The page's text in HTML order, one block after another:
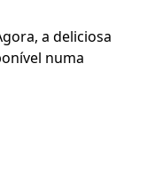
a deliciosa
numa